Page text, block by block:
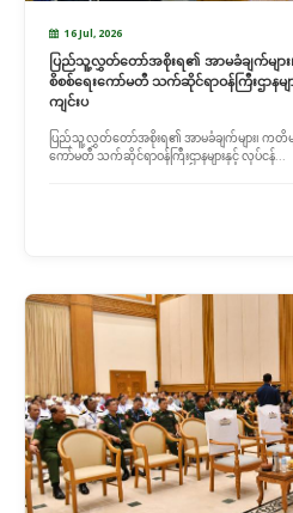
16 Jul, 2026
ပြည်သူ့လွှတ်တော်အစိုးရ၏ အာမခံချက်များ၊
စိစစ်ရေးကော်မတီ သက်ဆိုင်ရာဝန်ကြီးဌာနမ
ကျင်းပ
ပြည်သူ့လွှတ်တော်အစိုးရ၏ အာမခံချက်များ၊ ကတိမျာ
ကော်မတီ သက်ဆိုင်ရာဝန်ကြီးဌာနများနှင့် လုပ်ငန်...